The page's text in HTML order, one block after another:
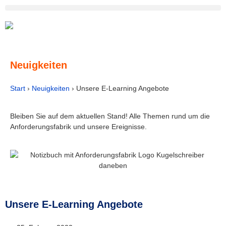
Neuigkeiten
Start › Neuigkeiten › Unsere E-Learning Angebote
Bleiben Sie auf dem aktuellen Stand! Alle Themen rund um die
Anforderungsfabrik und unsere Ereignisse.
Unsere E-Learning Angebote